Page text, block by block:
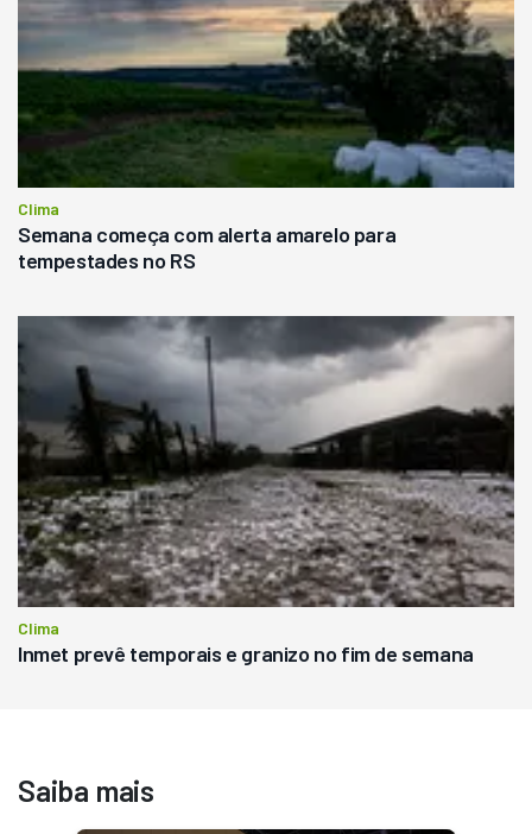
Clima
Semana começa com alerta amarelo para
tempestades no RS
Clima
Inmet prevê temporais e granizo no fim de semana
Saiba mais